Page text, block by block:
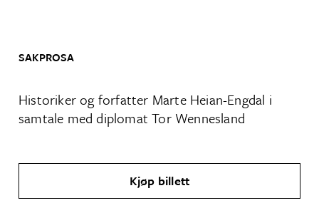
Historiker og forfatter Marte Heian-Engdal i
samtale med diplomat Tor Wennesland
Kjøp billett
SAKPROSA